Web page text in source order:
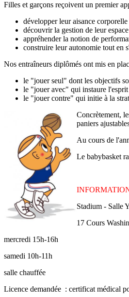
Filles et garçons reçoivent un premier
développer leur aisance
découvrir la gestion de leur
appréhender la notion de
construire leur autonomie tout en
Nos entraîneurs diplômés ont mis en
le "jouer seul" dont les objectifs
le "jouer avec" qui instaure
le "jouer contre" qui initie à la
Concrètement,
paniers
Au cours de
Le babybasket
Stadium - Salle
17 Cours
mercredi 15h-16h
samedi 10h-11h
salle chauffée
Licence demandée : certificat médical